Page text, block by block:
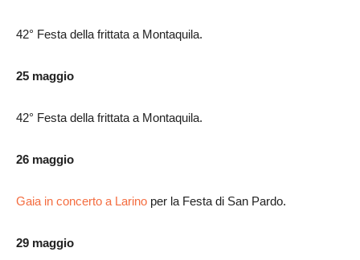
42° Festa della frittata a Montaquila.
25 maggio
42° Festa della frittata a Montaquila.
26 maggio
Gaia in concerto a Larino per la Festa di San Pardo.
29 maggio